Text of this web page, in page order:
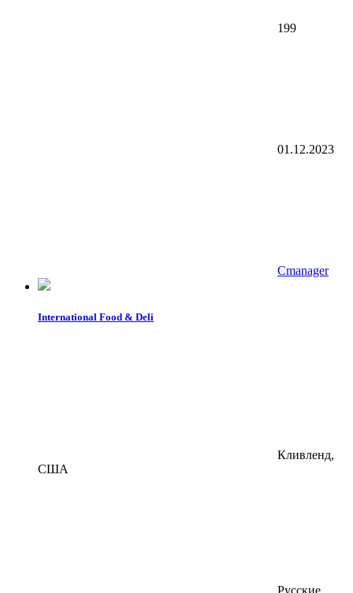
199
01.12.2023
Cmanager
International Food & Deli
Кливленд,
США